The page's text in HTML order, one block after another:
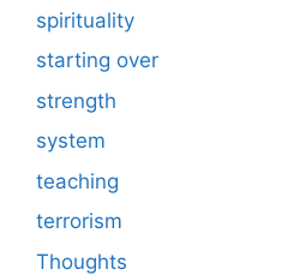
spirituality
starting over
strength
system
teaching
terrorism
Thoughts